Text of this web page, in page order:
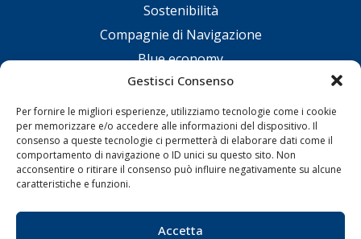
Gestisci Consenso
Per fornire le migliori esperienze, utilizziamo tecnologie come i cookie
per memorizzare e/o accedere alle informazioni del dispositivo. Il
consenso a queste tecnologie ci permetterà di elaborare dati come il
comportamento di navigazione o ID unici su questo sito. Non
acconsentire o ritirare il consenso può influire negativamente su alcune
caratteristiche e funzioni.
Accetta
Sostenibilità
Compagnie di Navigazione
Blue economy
Diporto
Chi siamo
Contatti
SEGUI